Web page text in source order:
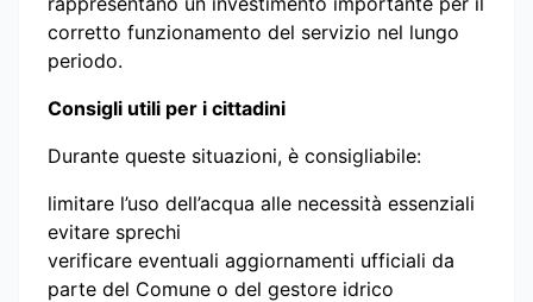
corretto funzionamento del servizio nel lungo
periodo.
Consigli utili per i cittadini
Durante queste situazioni, è consigliabile:
limitare l’uso dell’acqua alle necessità essenziali
evitare sprechi
verificare eventuali aggiornamenti ufficiali da
parte del Comune o del gestore idrico